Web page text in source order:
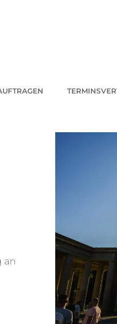
an